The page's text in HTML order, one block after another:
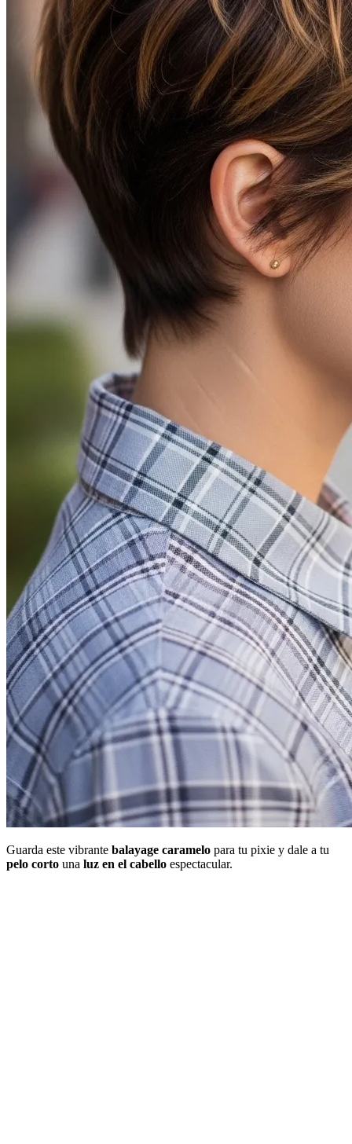
Guarda este vibrante balayage caramelo para tu pixie y dale a tu
pelo corto una luz en el cabello espectacular.